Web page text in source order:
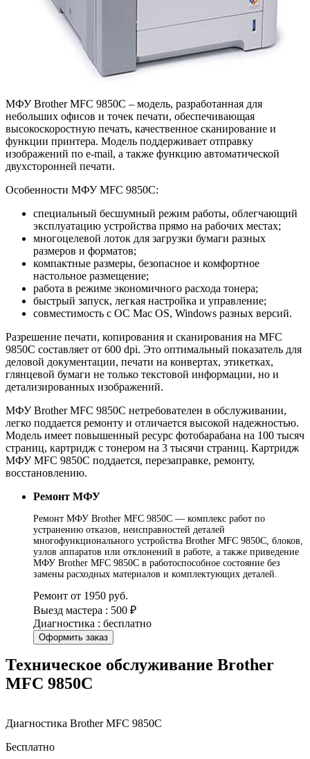
МФУ Brother MFC 9850C – модель, разработанная для
небольших офисов и точек печати, обеспечивающая
высокоскоростную печать, качественное сканирование и
функции принтера. Модель поддерживает отправку
изображений по e-mail, а также функцию автоматической
двухсторонней печати.
Особенности МФУ MFC 9850C:
специальный бесшумный режим работы, облегчающий
эксплуатацию устройства прямо на рабочих местах;
многоцелевой лоток для загрузки бумаги разных
размеров и форматов;
компактные размеры, безопасное и комфортное
настольное размещение;
работа в режиме экономичного расхода тонера;
быстрый запуск, легкая настройка и управление;
совместимость с ОС Mac OS, Windows разных версий.
Разрешение печати, копирования и сканирования на MFC
9850C составляет от 600 dpi. Это оптимальный показатель для
деловой документации, печати на конвертах, этикетках,
глянцевой бумаги не только текстовой информации, но и
детализированных изображений.
МФУ Brother MFC 9850C нетребователен в обслуживании,
легко поддается ремонту и отличается высокой надежностью.
Модель имеет повышенный ресурс фотобарабана на 100 тысяч
страниц, картридж с тонером на 3 тысячи страниц. Картридж
МФУ MFC 9850C поддается, перезаправке, ремонту,
восстановлению.
Ремонт МФУ
Ремонт МФУ Brother MFC 9850C — комплекс работ по
устранению отказов, неисправностей деталей
многофункционального устройства Brother MFC 9850C, блоков,
узлов аппаратов или отклонений в работе, а также приведение
МФУ Brother MFC 9850C в работоспособное состояние без
замены расходных материалов и комплектующих деталей.
Ремонт от 1950 руб.
Выезд мастера : 500 ₽
Диагностика : бесплатно
Оформить заказ
Техническое обслуживание Brother
MFC 9850C
Диагностика Brother MFC 9850C
Бесплатно